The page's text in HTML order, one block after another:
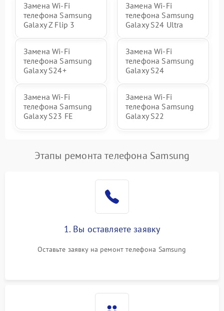
Замена Wi-Fi
телефона Samsung
Galaxy Z Flip 3
Замена Wi-Fi
телефона Samsung
Galaxy S24 Ultra
Замена Wi-Fi
телефона Samsung
Galaxy S24+
Замена Wi-Fi
телефона Samsung
Galaxy S24
Замена Wi-Fi
телефона Samsung
Galaxy S23 FE
Замена Wi-Fi
телефона Samsung
Galaxy S22
Этапы ремонта телефона Samsung
1. Вы оставляете заявку
Оставьте заявку на ремонт телефона Samsung